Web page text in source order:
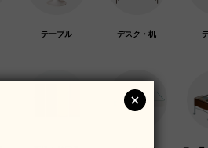
テーブル デスク・机